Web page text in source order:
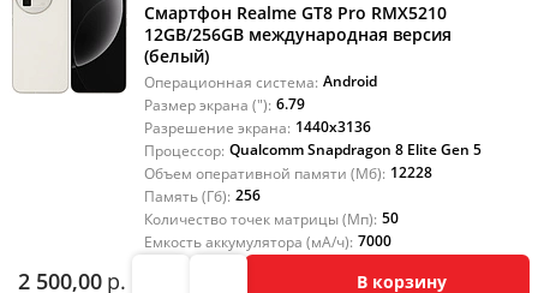
Смартфон Realme GT8 Pro RMX5210
12GB/256GB международная версия
(белый)
Операционная система: Android
Размер экрана ("): 6.79
Разрешение экрана: 1440x3136
Процессор: Qualcomm Snapdragon 8 Elite Gen 5
Объем оперативной памяти (Мб): 12228
Память (Гб): 256
Количество точек матрицы (Мп): 50
Емкость аккумулятора (мА/ч): 7000
2 500,00 р. В корзину